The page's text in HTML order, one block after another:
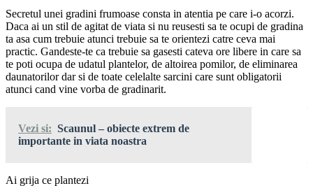
Secretul unei gradini frumoase consta in atentia pe care i-o acorzi.
Daca ai un stil de agitat de viata si nu reusesti sa te ocupi de gradina
ta asa cum trebuie atunci trebuie sa te orientezi catre ceva mai
practic. Gandeste-te ca trebuie sa gasesti cateva ore libere in care sa
te poti ocupa de udatul plantelor, de altoirea pomilor, de eliminarea
daunatorilor dar si de toate celelalte sarcini care sunt obligatorii
atunci cand vine vorba de gradinarit.
Vezi si: Scaunul – obiecte extrem de
importante in viata noastra
Ai grija ce plantezi